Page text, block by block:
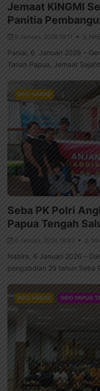
Jemaat KINGMI
Panitia
6 Januari, 2026 19:11
Paniai, 6 Januari 2026 –
Tanah Papua, Jemaat
INFO NABIRE
Seba PK Polri
Papua Tengah
6 Januari, 2026 18:43
Nabire, 6 Januari 2026 –
pengabdian 29 tahun Seba
INFO NABIRE INFO PAPUA